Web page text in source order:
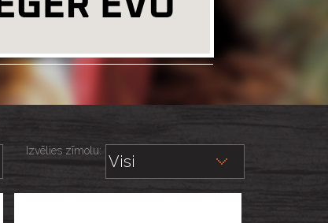
Izvēlies zīmolu: